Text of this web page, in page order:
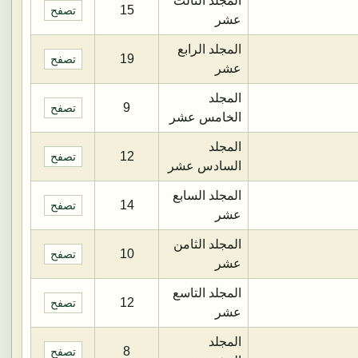
عشر
15 تصفح
المجلد الرابع
عشر
19 تصفح
المجلد
الخامس عشر
9 تصفح
المجلد
السادس عشر
12 تصفح
المجلد السابع
عشر
14 تصفح
المجلد الثامن
عشر
10 تصفح
المجلد التاسع
عشر
12 تصفح
المجلد
8 تصفح